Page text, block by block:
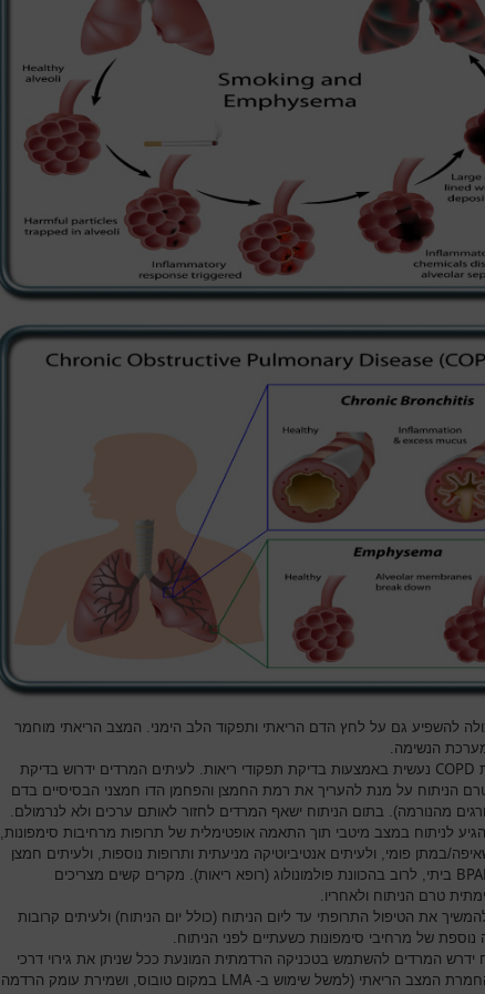
להשפיע גם על לחץ הדם הריאתי ותפקוד הלב הימני. המצב הריאתי מוחמר
הנשימה.
COPD נעשית באמצעות בדיקת תפקודי ריאות. לעיתים המרדים ידרוש בדיקת
טרם הניתוח על מנת להעריך את רמת החמצן והפחמן הדו חמצני הבסיסיים בדם
מהנורמה). בתום הניתוח ישאף המרדים לחזור לאותם ערכים ולא לנרמולם.
לניתוח במצב מיטבי תוך התאמה אופטימלית של תרופות מרחיבות סימפונות,
במתן פומי, ולעיתים אנטיביוטיקה מניעתית ותרופות נוספות, ולעיתים חמצן
ביתי, לרוב בהכוונת פולמונולוג (רופא ריאות). מקרים קשים מצריכים
טרם הניתוח ולאחריו.
את הטיפול התרופתי עד ליום הניתוח (כולל יום הניתוח) ולעיתים קרובות
נוספת של מרחיבי סימפונות כשעתיים לפני הניתוח.
ידרש המרדים להשתמש בטכניקה הרדמתית המונעת ככל שניתן את גירוי דרכי
החמרת המצב הריאתי (למשל שימוש ב- LMA במקום טובוס, ושמירת עומק הרדמה